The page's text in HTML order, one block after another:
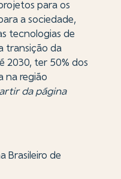
para os
a sociedade,
tecnologias de
transição da
2030, ter 50% dos
na região
da página
Brasileiro de